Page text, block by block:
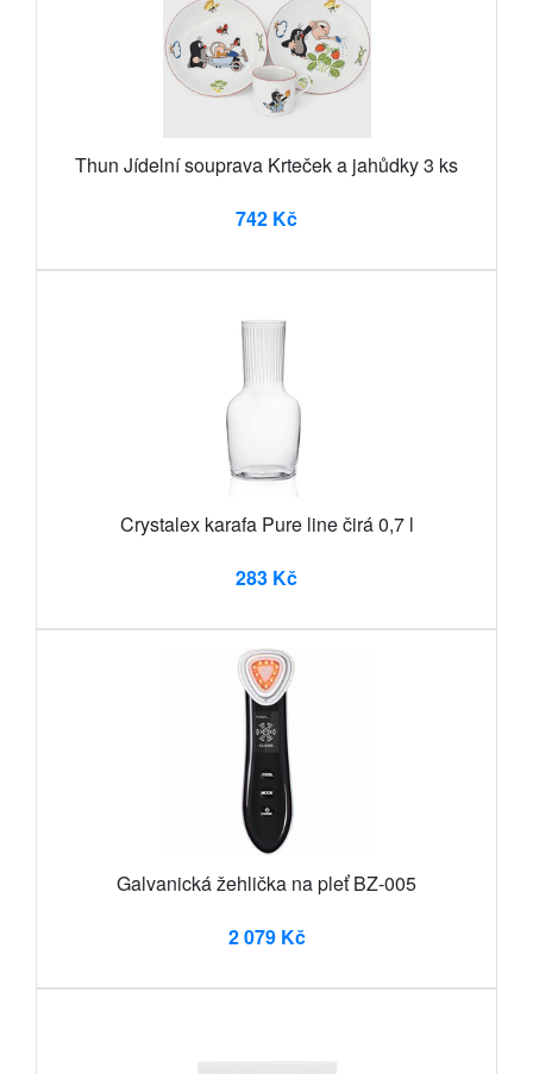
Thun Jídelní souprava Krteček a jahůdky 3 ks
742 Kč
Crystalex karafa Pure line čirá 0,7 l
283 Kč
Galvanická žehlička na pleť BZ-005
2 079 Kč